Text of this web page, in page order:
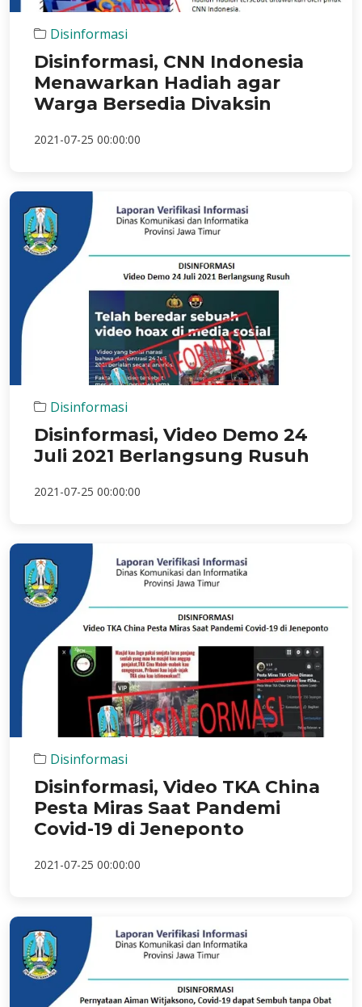
Disinformasi
Disinformasi, CNN Indonesia
Menawarkan Hadiah agar
Warga Bersedia Divaksin
2021-07-25 00:00:00
Disinformasi
Disinformasi, Video Demo 24
Juli 2021 Berlangsung Rusuh
2021-07-25 00:00:00
Disinformasi
Disinformasi, Video TKA China
Pesta Miras Saat Pandemi
Covid-19 di Jeneponto
2021-07-25 00:00:00